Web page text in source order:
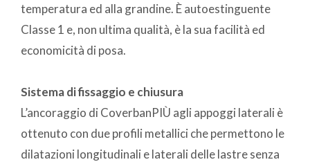
temperatura ed alla grandine. È autoestinguente
Classe 1 e, non ultima qualità, è la sua facilità ed
economicità di posa.
Sistema di fissaggio e chiusura
L’ancoraggio di CoverbanPIÙ agli appoggi laterali è
ottenuto con due profili metallici che permettono le
dilatazioni longitudinali e laterali delle lastre senza